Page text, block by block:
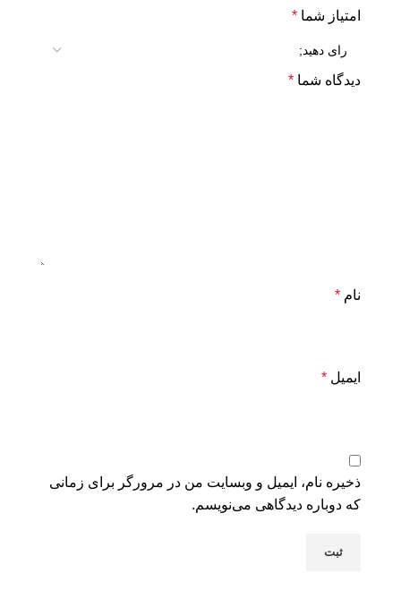
امتیاز شما *
دیدگاه شما *
نام *
ایمیل *
ذخیره نام، ایمیل و وبسایت من در مرورگر برای زمانی
که دوباره دیدگاهی می‌نویسم.